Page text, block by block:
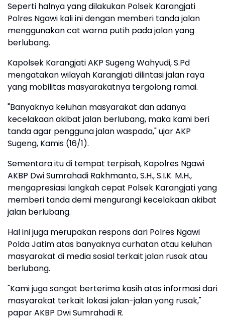
Seperti halnya yang dilakukan Polsek Karangjati
Polres Ngawi kali ini dengan memberi tanda jalan
menggunakan cat warna putih pada jalan yang
berlubang.
Kapolsek Karangjati AKP Sugeng Wahyudi, S.Pd
mengatakan wilayah Karangjati dilintasi jalan raya
yang mobilitas masyarakatnya tergolong ramai.
"Banyaknya keluhan masyarakat dan adanya
kecelakaan akibat jalan berlubang, maka kami beri
tanda agar pengguna jalan waspada," ujar AKP
Sugeng, Kamis (16/1).
Sementara itu di tempat terpisah, Kapolres Ngawi
AKBP Dwi Sumrahadi Rakhmanto, S.H., S.I.K. M.H.,
mengapresiasi langkah cepat Polsek Karangjati yang
memberi tanda demi mengurangi kecelakaan akibat
jalan berlubang.
Hal ini juga merupakan respons dari Polres Ngawi
Polda Jatim atas banyaknya curhatan atau keluhan
masyarakat di media sosial terkait jalan rusak atau
berlubang.
"Kami juga sangat berterima kasih atas informasi dari
masyarakat terkait lokasi jalan-jalan yang rusak,"
papar AKBP Dwi Sumrahadi R.